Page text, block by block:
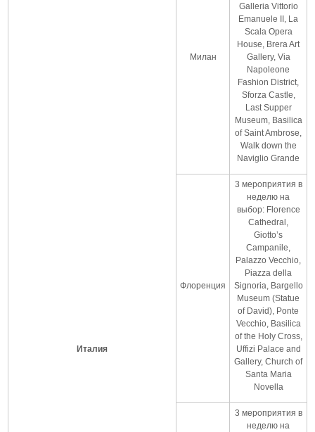
Италия
Милан
Galleria Vittorio
Emanuele II, La
Scala Opera
House, Brera Art
Gallery, Via
Napoleone
Fashion District,
Sforza Castle,
Last Supper
Museum, Basilica
of Saint Ambrose,
Walk down the
Naviglio Grande
Флоренция
3 мероприятия в
неделю на
выбор: Florence
Cathedral,
Giotto’s
Campanile,
Palazzo Vecchio,
Piazza della
Signoria, Bargello
Museum (Statue
of David), Ponte
Vecchio, Basilica
of the Holy Cross,
Uffizi Palace and
Gallery, Church of
Santa Maria
Novella
3 мероприятия в
неделю на